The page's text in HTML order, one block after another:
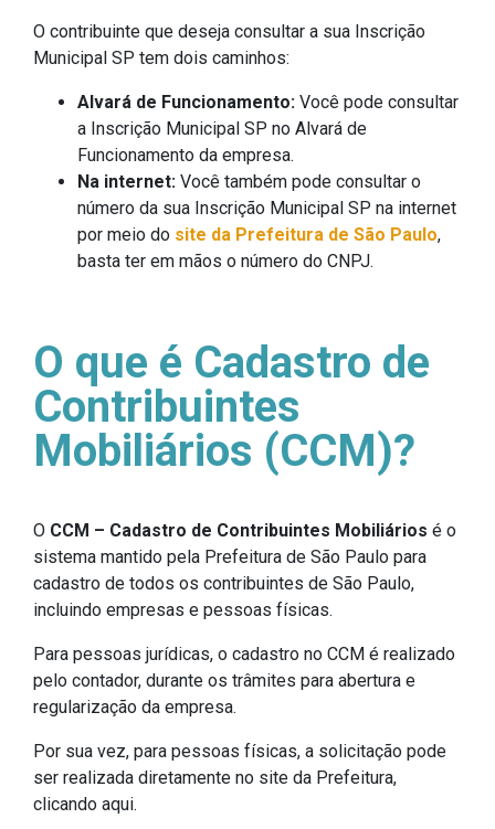
O contribuinte que deseja consultar a sua Inscrição
Municipal SP tem dois caminhos:
Alvará de Funcionamento: Você pode consultar
a Inscrição Municipal SP no Alvará de
Funcionamento da empresa.
Na internet: Você também pode consultar o
número da sua Inscrição Municipal SP na internet
por meio do site da Prefeitura de São Paulo,
basta ter em mãos o número do CNPJ.
O que é Cadastro de
Contribuintes
Mobiliários (CCM)?
O CCM – Cadastro de Contribuintes Mobiliários é o
sistema mantido pela Prefeitura de São Paulo para
cadastro de todos os contribuintes de São Paulo,
incluindo empresas e pessoas físicas.
Para pessoas jurídicas, o cadastro no CCM é realizado
pelo contador, durante os trâmites para abertura e
regularização da empresa.
Por sua vez, para pessoas físicas, a solicitação pode
ser realizada diretamente no site da Prefeitura,
clicando aqui.